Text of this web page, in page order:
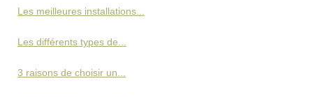
Les meilleures installations...
Les différents types de...
3 raisons de choisir un...